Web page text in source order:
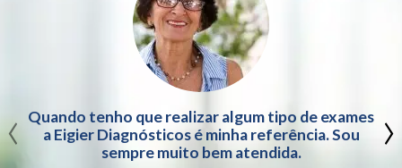
Quando tenho que realizar algum tipo de exames
a Eigier Diagnósticos é minha referência. Sou
sempre muito bem atendida.
‹ ›